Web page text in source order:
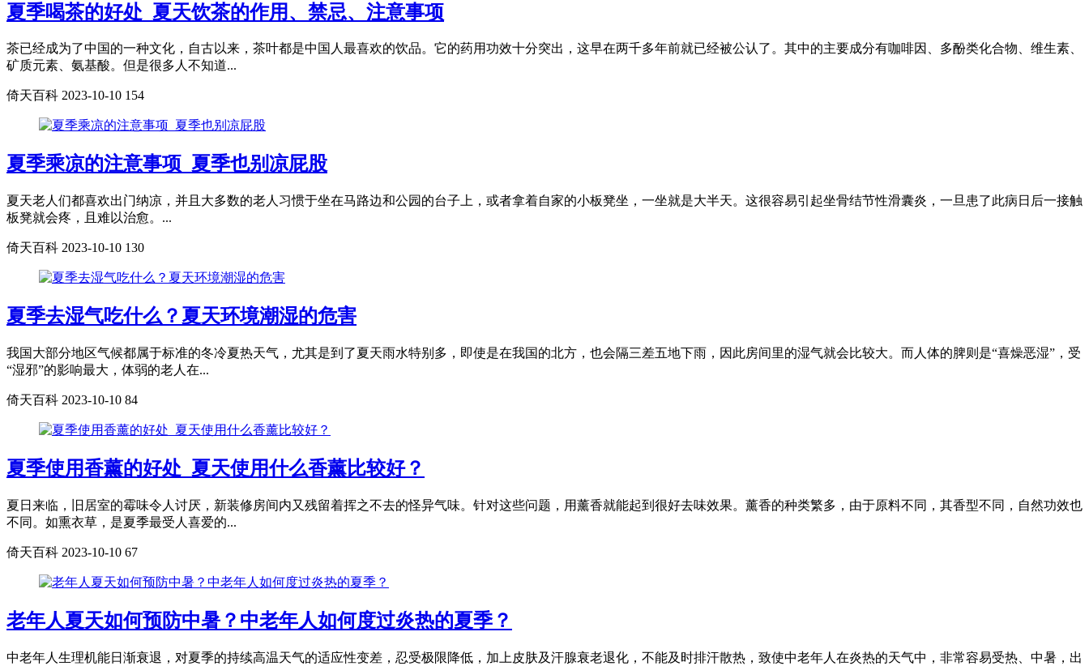
夏季喝茶的好处_夏天饮茶的作用、禁忌、注意事项
茶已经成为了中国的一种文化，自古以来，茶叶都是中国人最喜欢的饮品。它的药用功效十分突出，这早在两千多年前就已经被公认了。其中的主要成分有咖啡因、多酚类化合物、维生素、
矿质元素、氨基酸。但是很多人不知道...
倚天百科 2023-10-10 154
夏季乘凉的注意事项_夏季也别凉屁股
夏天老人们都喜欢出门纳凉，并且大多数的老人习惯于坐在马路边和公园的台子上，或者拿着自家的小板凳坐，一坐就是大半天。这很容易引起坐骨结节性滑囊炎，一旦患了此病日后一接触
板凳就会疼，且难以治愈。...
倚天百科 2023-10-10 130
夏季去湿气吃什么？夏天环境潮湿的危害
我国大部分地区气候都属于标准的冬冷夏热天气，尤其是到了夏天雨水特别多，即使是在我国的北方，也会隔三差五地下雨，因此房间里的湿气就会比较大。而人体的脾则是“喜燥恶湿”，受
“湿邪”的影响最大，体弱的老人在...
倚天百科 2023-10-10 84
夏季使用香薰的好处_夏天使用什么香薰比较好？
夏日来临，旧居室的霉味令人讨厌，新装修房间内又残留着挥之不去的怪异气味。针对这些问题，用薰香就能起到很好去味效果。薰香的种类繁多，由于原料不同，其香型不同，自然功效也
不同。如熏衣草，是夏季最受人喜爱的...
倚天百科 2023-10-10 67
老年人夏天如何预防中暑？中老年人如何度过炎热的夏季？
中老年人生理机能日渐衰退，对夏季的持续高温天气的适应性变差，忍受极限降低，加上皮肤及汗腺衰老退化，不能及时排汗散热，致使中老年人在炎热的天气中，非常容易受热、中暑，出